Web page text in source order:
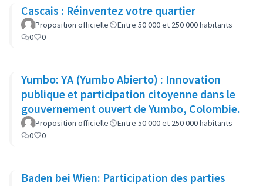
Cascais : Réinventez votre quartier
Proposition officielle
Entre 50 000 et 250 000 habitants
0
0
Yumbo: YA (Yumbo Abierto) : Innovation
publique et participation citoyenne dans le
gouvernement ouvert de Yumbo, Colombie.
Proposition officielle
Entre 50 000 et 250 000 habitants
0
0
Baden bei Wien: Participation des parties